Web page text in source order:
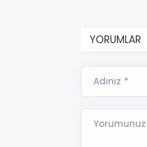
YORUMLAR
Adınız *